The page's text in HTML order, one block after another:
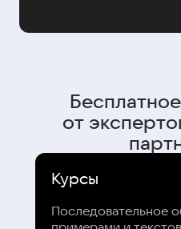
от
Курсы
Последовательное